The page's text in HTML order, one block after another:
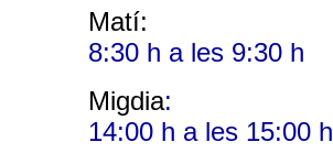
Matí:
8:30 h a les 9:30 h
Migdia:
14:00 h a les 15:00 h